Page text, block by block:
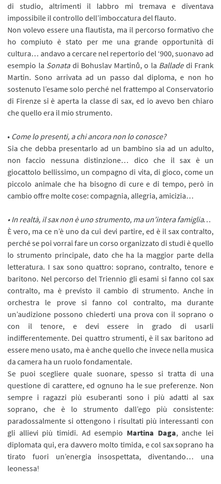
di studio, altrimenti il labbro mi tremava e diventava
impossibile il controllo dell’imboccatura del flauto.
Non volevo essere una flautista, ma il percorso formativo che
ho compiuto è stato per me una grande opportunità di
cultura… andavo a cercare nel repertorio del ‘900, suonavo ad
esempio la Sonatadi Bohuslav Martinů, o la Balladedi Frank
Martin. Sono arrivata ad un passo dal diploma, e non ho
sostenuto l’esame solo perché nel frattempo al Conservatorio
di Firenze si è aperta la classe di sax, ed io avevo ben chiaro
che quello era il mio strumento.
• Come lo presenti, a chi ancora non lo conosce?
Sia che debba presentarlo ad un bambino sia ad un adulto,
non faccio nessuna distinzione… dico che il sax è un
giocattolo bellissimo, un compagno di vita, di gioco, come un
piccolo animale che ha bisogno di cure e di tempo, però in
cambio offre molte cose: compagnia, allegria, amicizia…
• In realtà, il sax non è uno strumento, ma un’intera famiglia…
È vero, ma ce n’è uno da cui devi partire, ed è il sax contralto,
perché se poi vorrai fare un corso organizzato di studi è quello
lo strumento principale, dato che ha la maggior parte della
letteratura. I sax sono quattro: soprano, contralto, tenore e
baritono. Nel percorso del Triennio gli esami si fanno col sax
contralto, ma è previsto il cambio di strumento. Anche in
orchestra le prove si fanno col contralto, ma durante
un’audizione possono chiederti una prova con il soprano o
con il tenore, e devi essere in grado di usarli
indifferentemente. Dei quattro strumenti, è il sax baritono ad
essere meno usato, ma è anche quello che invece nella musica
da camera ha un ruolo fondamentale.
Se puoi scegliere quale suonare, spesso si tratta di una
questione di carattere, ed ognuno ha le sue preferenze. Non
sempre i ragazzi più esuberanti sono i più adatti al sax
soprano, che è lo strumento dall’ego più consistente:
paradossalmente si ottengono i risultati più interessanti con
gli allievi più timidi. Ad esempio Martina Daga, anche lei
diplomata qui, era davvero molto timida, e col sax soprano ha
tirato fuori un’energia insospettata, diventando… una
leonessa!